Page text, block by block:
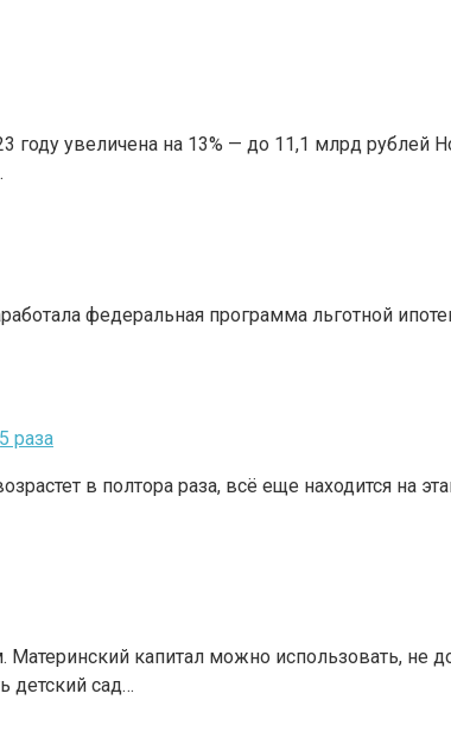
увеличена на 13% — до 11,1 млрд рублей
федеральная программа льготной
раза
в полтора раза, всё еще находится на
Материнский капитал можно использовать,
детский сад…